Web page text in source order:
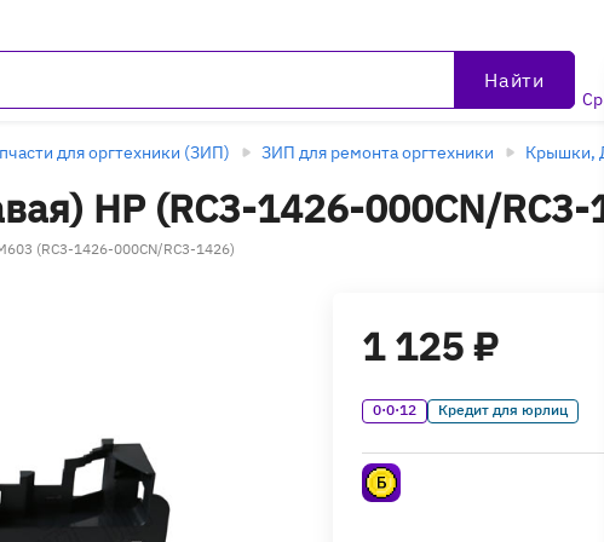
Найти
для оргтехники (ЗИП) ЗИП для ремонта оргтехники Крышки,
HP (RC3-1426-000CN/
(RC3-1426-000CN/RC3-1426)
1 125 ₽
0·0·12 Кредит для юрлиц